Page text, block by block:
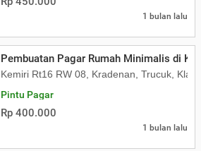
1 bulan lalu
Pembuatan Pagar Rumah Minimalis di
Kemiri Rt16 RW 08, Kradenan, Trucuk,
Pintu Pagar
Rp 400.000
1 bulan lalu